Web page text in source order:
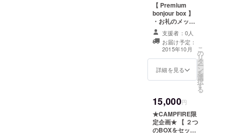
【 Premium
bonjour box 】
・お礼のメッ
セージ ・8000円
リターンの
bonjour boxに一
押し商品を加え
たプレミアムな
bonjour box
支援者：0人
お届け予定：
2015年10月
詳細を見る
こ
の
リ
タ
ー
ン
を
選
択
す
る
15,000円
★CAMPFIRE限
定企画★ 【 ２つ
のBOXをセット